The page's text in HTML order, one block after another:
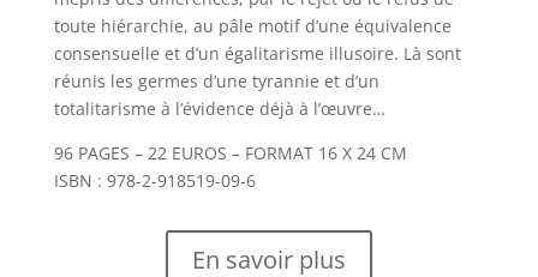
toute hiérarchie, au pâle motif d’une équivalence
consensuelle et d’un égalitarisme illusoire. Là sont
réunis les germes d’une tyrannie et d’un
totalitarisme à l’évidence déjà à l’œuvre…
96 PAGES – 22 EUROS – FORMAT 16 X 24 CM
ISBN : 978-2-918519-09-6
En savoir plus